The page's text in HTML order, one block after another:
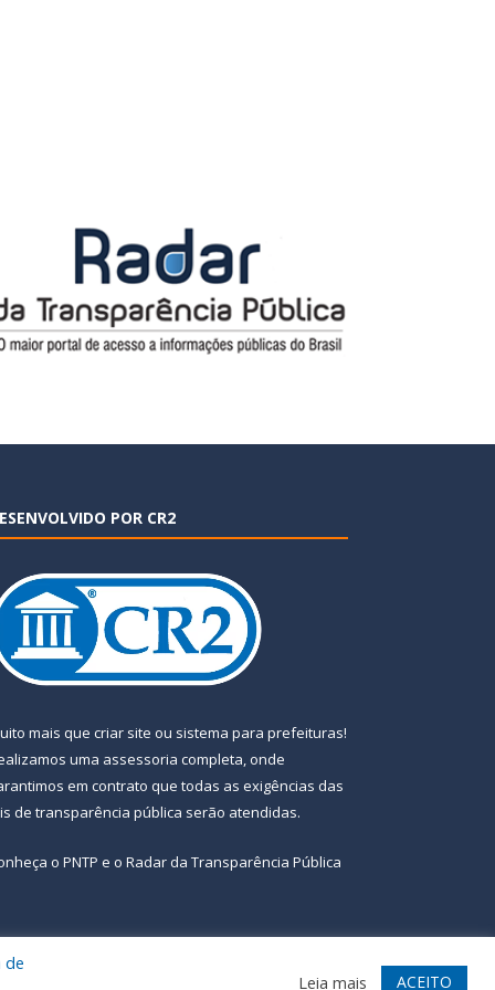
POR CR2
mais que criar site ou sistema para prefeituras!
uma assessoria completa, onde
em contrato que todas as exigências das
de transparência pública serão atendidas.
o PNTP e o Radar da Transparência Pública
Acessar Webmail
de
Leia mais ACEITO